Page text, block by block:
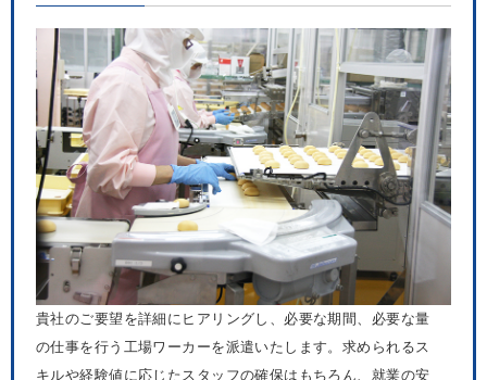
貴社のご要望を詳細にヒアリングし、必要な期間、必要な量
の仕事を行う工場ワーカーを派遣いたします。求められるス
キルや経験値に応じたスタッフの確保はもちろん、就業の安